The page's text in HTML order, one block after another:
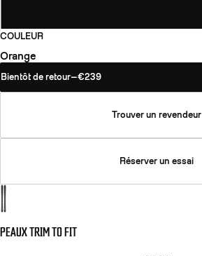
COULEUR
Orange
Bientôt de retour—€239
Trouver un revendeur
Réserver un essai
PEAUX TRIM TO FIT